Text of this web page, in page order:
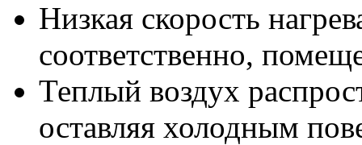
Низкая скорость
соответственно,
Теплый воздух
оставляя холодным